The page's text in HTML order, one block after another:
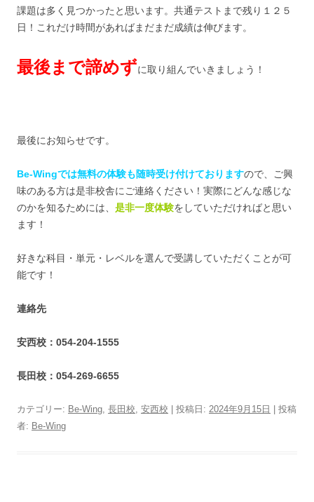
課題は多く見つかったと思います。共通テストまで残り１２５
日！これだけ時間があればまだまだ成績は伸びます。
最後まで諦めずに取り組んでいきましょう！
最後にお知らせです。
Be-Wingでは無料の体験も随時受け付けておりますので、ご興
味のある方は是非校舎にご連絡ください！実際にどんな感じな
のかを知るためには、 是非一度体験をしていただければと思い
ます！
好きな科目・単元・レベルを選んで受講していただくことが可
能です！
連絡先
安西校：054-204-1555
長田校：054-269-6655
カテゴリー: Be-Wing, 長田校, 安西校 | 投稿日: 2024年9月15日
投稿
者: Be-Wing